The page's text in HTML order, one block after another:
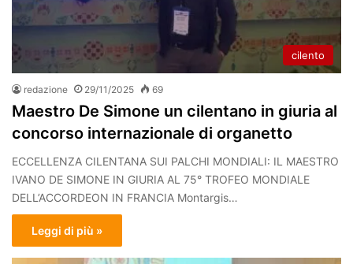
cilento
redazione 29/11/2025 69
Maestro De Simone un cilentano in giuria al
concorso internazionale di organetto
ECCELLENZA CILENTANA SUI PALCHI MONDIALI: IL MAESTRO
IVANO DE SIMONE IN GIURIA AL 75° TROFEO MONDIALE
DELL’ACCORDEON IN FRANCIA Montargis…
Leggi di più »